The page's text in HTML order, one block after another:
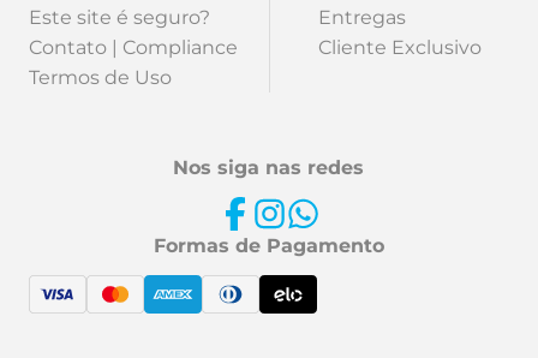
Este site é seguro?
Contato | Compliance
Termos de Uso
Entregas
Cliente Exclusivo
Nos siga nas redes
Formas de Pagamento